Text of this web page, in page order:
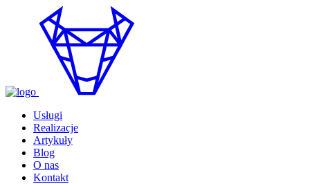
Usługi
Realizacje
Artykuły
Blog
O nas
Kontakt